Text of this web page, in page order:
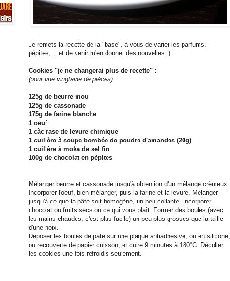
Je remets la recette de la "base", à vous de varier les parfums,
pépites,... et de venir m'en donner des nouvelles :)
Cookies "je ne changerai plus de recette" :
(pour une vingtaine de pièces)
125g de beurre mou
125g de cassonade
175g de farine blanche
1 oeuf
1 càc rase de levure chimique
1 cuillère à soupe bombée de poudre d'amandes (20g)
1 cuillère à moka de sel fin
100g de chocolat en pépites
Mélanger beurre et cassonade jusqu'à obtention d'un mélange crèmeux.
Incorporer l'oeuf, bien mélanger, puis la farine et la levure. Mélanger
jusqu'à ce que la pâte soit homogène, un peu collante. Incorporer
chocolat ou fruits secs ou ce qui vous plaît. Former des boules (avec
les mains chaudes, c'est plus facile) un peu plus grosses que la taille
d'une noix.
Déposer les boules de pâte sur une plaque antiadhésive, ou en silicone,
ou recouverte de papier cuisson, et cuire 9 minutes à 180°C. Décoller
les cookies une fois refroidis seulement.